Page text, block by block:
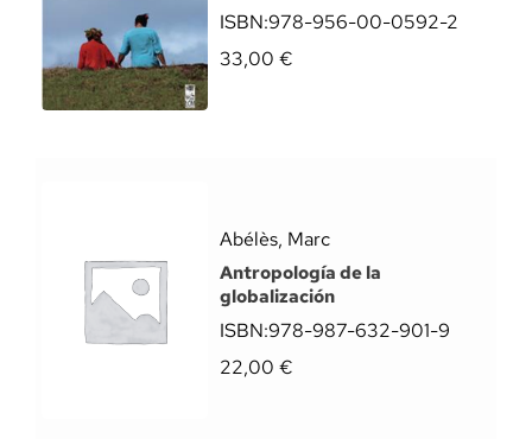
ISBN:978-956-00-0592-2
33,00 €
Abélès, Marc
Antropología de la
globalización
ISBN:978-987-632-901-9
22,00 €